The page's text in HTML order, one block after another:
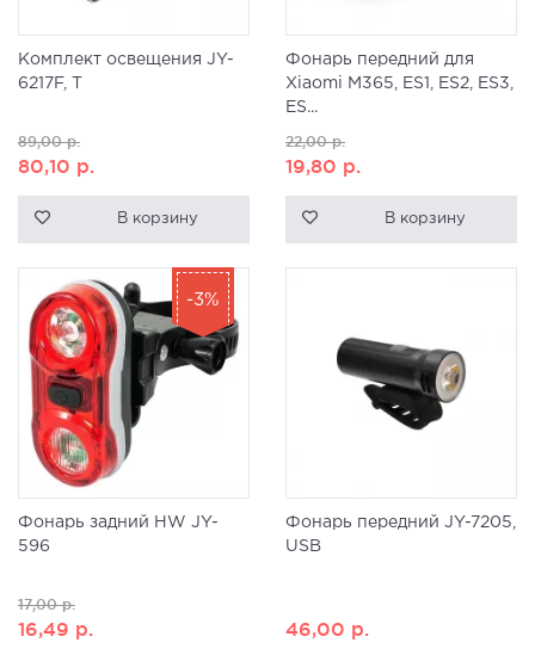
Комплект освещения JY-
6217F, T
89,00р.
80,10 р.
В корзину
Фонарь передний для
Xiaomi M365, ES1, ES2, ES3,
ES...
22,00р.
19,80 р.
В корзину
Фонарь задний HW JY-
596
17,00р.
16,49 р.
-3%
Фонарь передний JY-7205,
USB
46,00 р.